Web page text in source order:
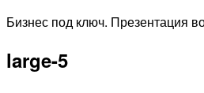
Перейти
содержимому
Бизнес под ключ. Презентация
large-5